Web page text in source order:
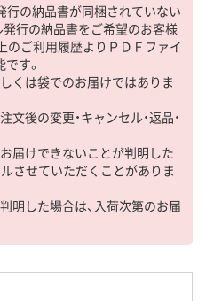
行の納品書が同梱されていない
行の納品書をご希望のお客様
のご利用履歴よりＰＤＦファイ
す。
くは袋でのお届けではありま
文後の変更・キャンセル・返品・
届けできないことが判明した
させていただくことがありま
明した場合は、入荷次第のお届